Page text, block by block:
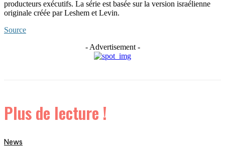
producteurs exécutifs. La série est basée sur la version israélienne
originale créée par Leshem et Levin.
Source
- Advertisement -
Plus de lecture !
News